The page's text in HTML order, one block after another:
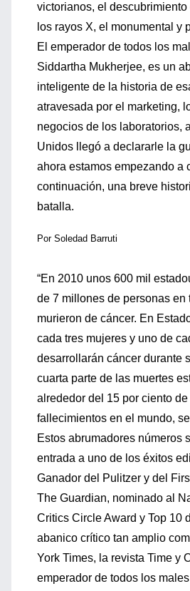
victorianos, el
los rayos X, el monumental y
El emperador de todos los
Siddartha Mukherjee, es un
inteligente de la historia de
atravesada por el marketing,
negocios de los laboratorios,
Unidos llegó a declararle la
ahora estamos empezando a
continuación, una breve
batalla.
Por Soledad Barruti
“En 2010 unos 600 mil
de 7 millones de personas en
murieron de cáncer. En
cada tres mujeres y uno de
desarrollarán cáncer durante
cuarta parte de las muertes
alrededor del 15 por ciento
fallecimientos en el mundo,
Estos abrumadores números
entrada a uno de los éxitos
Ganador del Pulitzer y del
The Guardian, nominado al
Critics Circle Award y Top 10
abanico crítico tan amplio
York Times, la revista Time y
emperador de todos los